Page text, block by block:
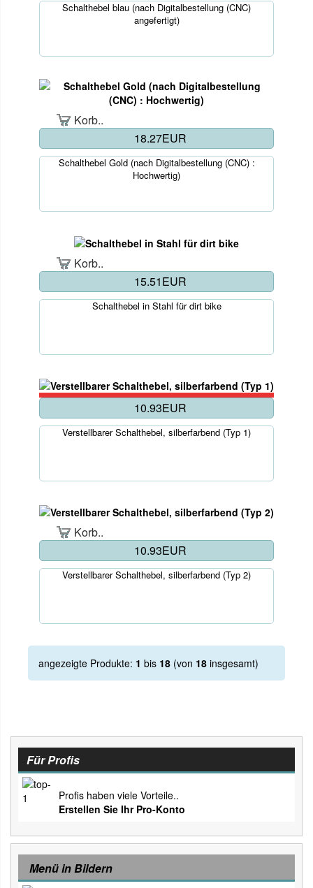
Schalthebel blau (nach Digitalbestellung (CNC)
angefertigt)
Korb..
18.27EUR
Schalthebel Gold (nach Digitalbestellung (CNC) :
Hochwertig)
Korb..
15.51EUR
Schalthebel in Stahl für dirt bike
10.93EUR
Verstellbarer Schalthebel, silberfarbend (Typ 1)
Korb..
10.93EUR
Verstellbarer Schalthebel, silberfarbend (Typ 2)
angezeigte Produkte: 1 bis 18 (von 18 insgesamt)
Für Profis
Profis haben viele Vorteile..
Erstellen Sie Ihr Pro-Konto
Menü in Bildern